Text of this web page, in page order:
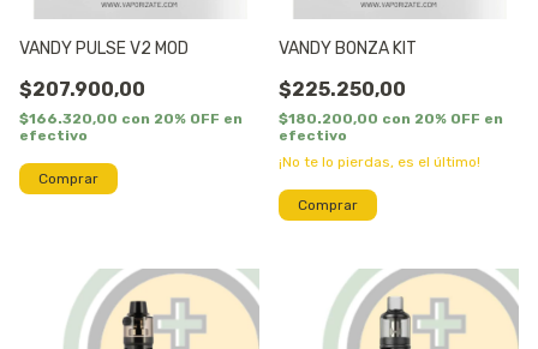
VANDY PULSE V2 MOD
$207.900,00
$166.320,00 con 20% OFF en
efectivo
VANDY BONZA KIT
$225.250,00
$180.200,00 con 20% OFF en
efectivo
¡No te lo pierdas, es el último!